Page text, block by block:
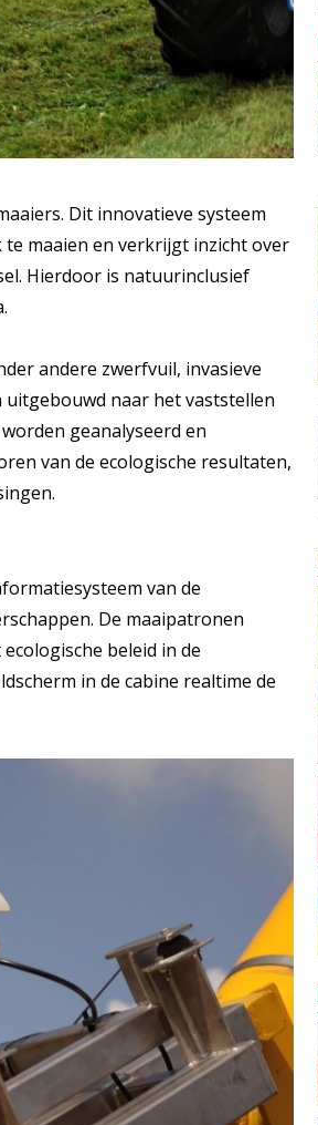
Dit innovatieve systeem
maaien en verkrijgt inzicht over
Hierdoor is natuurinclusief
andere zwerfvuil, invasieve
naar het vaststellen
geanalyseerd en
van de ecologische resultaten,
van de
De maaipatronen
beleid in de
in de cabine realtime de